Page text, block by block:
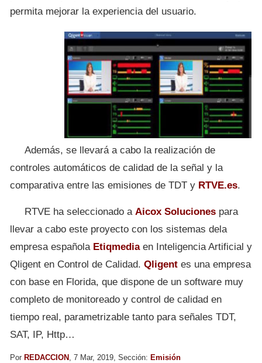
permita mejorar la experiencia del usuario.
Además, se llevará a cabo la realización de
controles automáticos de calidad de la señal y la
comparativa entre las emisiones de TDT y RTVE.es.
RTVE ha seleccionado a Aicox Soluciones para
llevar a cabo este proyecto con los sistemas dela
empresa española Etiqmediaen Inteligencia Artificial y
Qligent en Control de Calidad. Qligent es una empresa
con base en Florida, que dispone de un software muy
completo de monitoreado y control de calidad en
tiempo real, parametrizable tanto para señales TDT,
SAT, IP, Http…
Por REDACCION , 7 Mar, 2019, Sección: Emisión